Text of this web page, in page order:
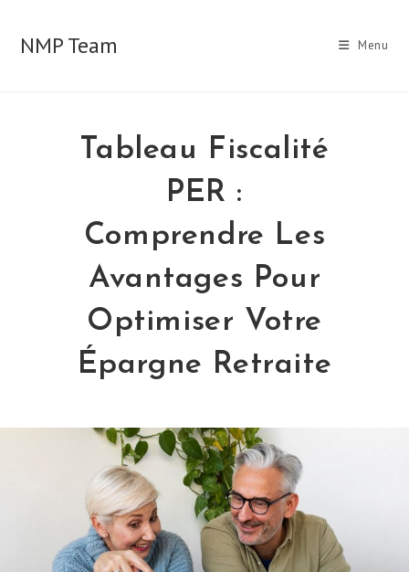
contentNMP Team Menu
Tableau Fiscalité
PER :
Comprendre Les
Avantages Pour
Optimiser Votre
Épargne Retraite